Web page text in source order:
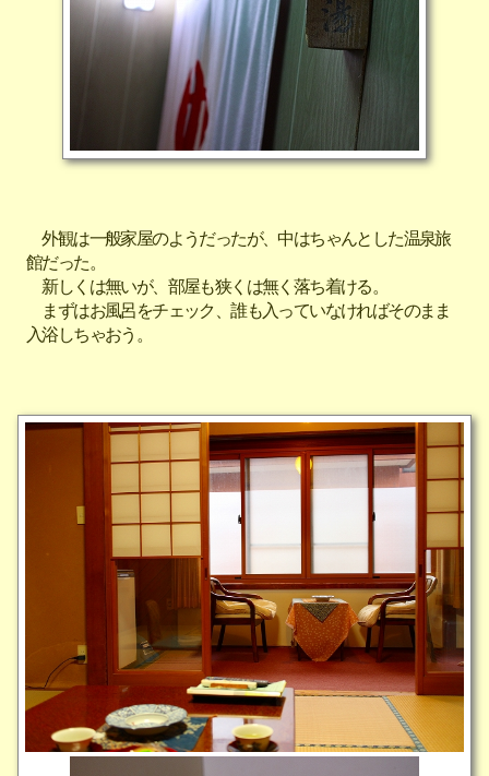
外観は一般家屋のようだったが、中はちゃんとした温泉旅
館だった。
新しくは無いが、部屋も狭くは無く落ち着ける。
まずはお風呂をチェック、誰も入っていなければそのまま
入浴しちゃおう。